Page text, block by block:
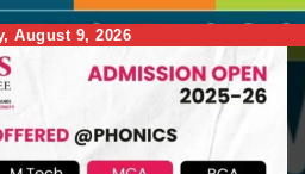
August 9, 2026